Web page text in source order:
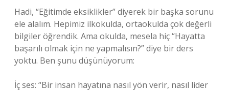
Hadi, “Eğitimde eksiklikler” diyerek bir başka sorunu
ele alalım. Hepimiz ilkokulda, ortaokulda çok değerli
bilgiler öğrendik. Ama okulda, mesela hiç “Hayatta
başarılı olmak için ne yapmalısın?” diye bir ders
yoktu. Ben şunu düşünüyorum:
İç ses: “Bir insan hayatına nasıl yön verir, nasıl lider